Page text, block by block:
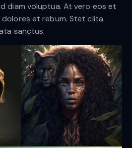
diam voluptua. At vero eos et
et rebum. Stet clita
sanctus.